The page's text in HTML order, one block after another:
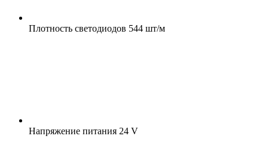
Плотность светодиодов 544 шт/м
Напряжение питания 24 V